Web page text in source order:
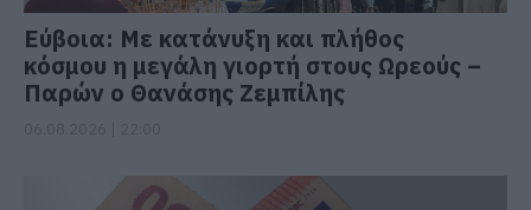
Εύβοια: Με κατάνυξη και πλήθος
κόσμου η μεγάλη γιορτή στους Ωρεούς –
Παρών ο Θανάσης Ζεμπίλης